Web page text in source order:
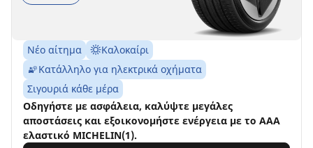
Νέο αίτημα
Καλοκαίρι
Κατάλληλο για ηλεκτρικά οχήματα
Σιγουριά κάθε μέρα
Οδηγήστε με ασφάλεια, καλύψτε μεγάλες
αποστάσεις και εξοικονομήστε ενέργεια με το AAA
ελαστικό MICHELIN(1).